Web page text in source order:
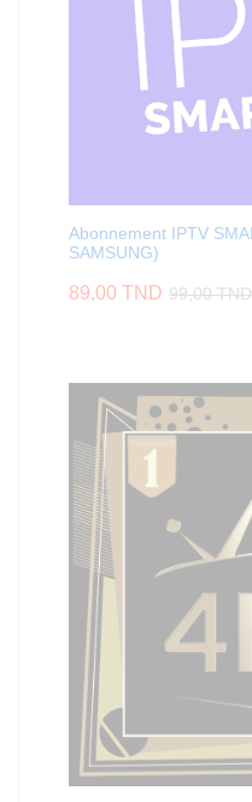
Abonnement IPTV
SAMSUNG)
89,00 TND 99,00TND